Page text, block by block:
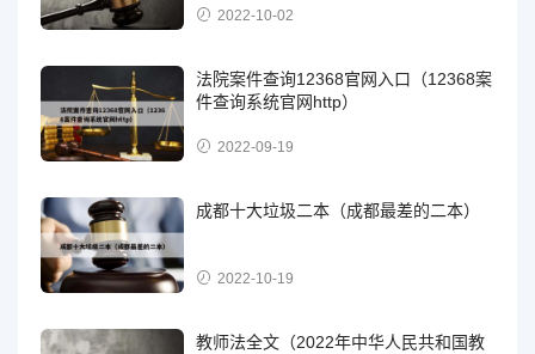
2022-10-02
法院案件查询12368官网入口（12368案
件查询系统官网http）
2022-09-19
成都十大垃圾二本（成都最差的二本）
2022-10-19
教师法全文（2022年中华人民共和国教